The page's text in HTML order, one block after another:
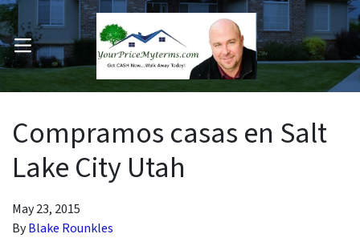
Submenu
OPEN MENU
Compramos casas en Salt
Lake City Utah
May 23, 2015
ByBlake Rounkles